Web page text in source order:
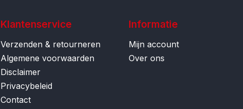
Klantenservice
Verzenden & retourneren
Algemene voorwaarden
Disclaimer
Privacybeleid
Contact
Informatie
Mijn account
Over ons